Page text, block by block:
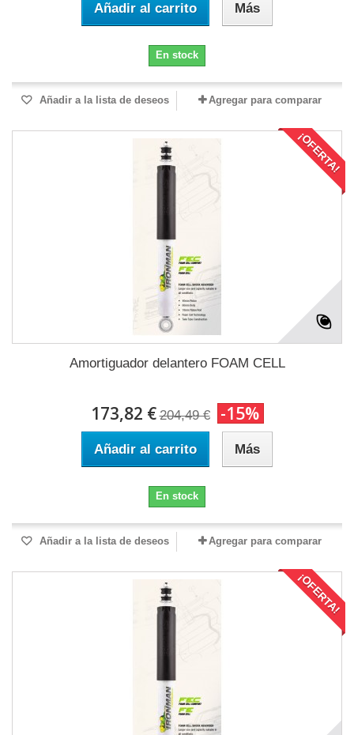
Añadir al carrito Más
En stock
Añadir a la lista de deseos Agregar para comparar
¡OFERTA!
Amortiguador delantero FOAM CELL
173,82 € 204,49 € -15%
Añadir al carrito Más
En stock
Añadir a la lista de deseos Agregar para comparar
¡OFERTA!